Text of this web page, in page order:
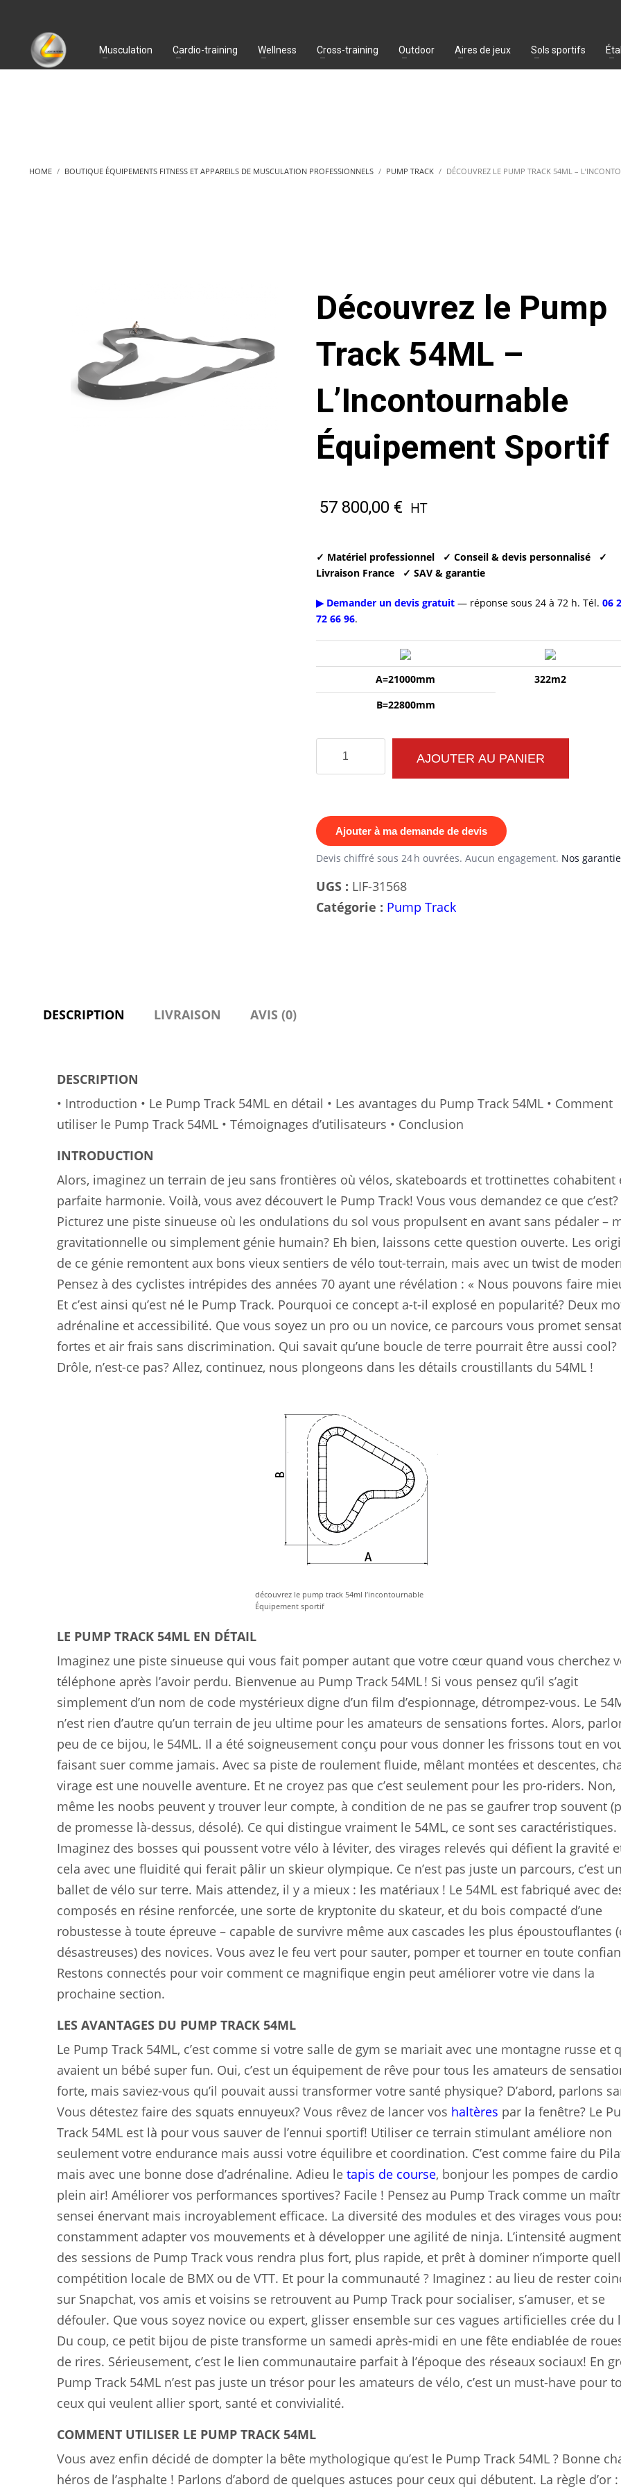
Musculation Cardio-training Wellness Cross-training Outdoor Aires de jeux Sols sportifs
HOME BOUTIQUE ÉQUIPEMENTS FITNESS ET APPAREILS DE MUSCULATION PROFESSIONNELS PUMP TRACK DÉCOUVREZ LE PUMP TRACK 54ML –
Découvrez le Pump
Track 54ML –
L’Incontournable
Équipement Sportif
57 800,00 € HT
✓ Matériel professionnel ✓ Conseil & devis personnalisé
✓
Livraison France
✓ SAV & garantie
▶ Demander un devis gratuit— réponse sous 24 à 72 h. Tél. 06
72 66 96.
A=21000mm
322m2
B=22800mm
quantité
de
Pump
Track
-
L'Incontournable
AJOUTER AU PANIER
Ajouter à ma demande de devis
Devis chiffré sous 24 h ouvrées. Aucun engagement. Nos
UGS : LIF-31568
Catégorie : Pump Track
DESCRIPTION LIVRAISON AVIS (0)
DESCRIPTION
• Introduction • Le Pump Track 54ML en détail • Les avantages du Pump Track 54ML • Comment
utiliser le Pump Track 54ML • Témoignages d’utilisateurs • Conclusion
INTRODUCTION
Alors, imaginez un terrain de jeu sans frontières où vélos, skateboards et trottinettes cohabitent
parfaite harmonie. Voilà, vous avez découvert le Pump Track! Vous vous demandez ce que c’est?
Picturez une piste sinueuse où les ondulations du sol vous propulsent en avant sans pédaler –
gravitationnelle ou simplement génie humain? Eh bien, laissons cette question ouverte. Les
de ce génie remontent aux bons vieux sentiers de vélo tout-terrain, mais avec un twist de
Pensez à des cyclistes intrépides des années 70 ayant une révélation : « Nous pouvons faire
Et c’est ainsi qu’est né le Pump Track. Pourquoi ce concept a-t-il explosé en popularité? Deux
adrénaline et accessibilité. Que vous soyez un pro ou un novice, ce parcours vous promet
fortes et air frais sans discrimination. Qui savait qu’une boucle de terre pourrait être aussi cool?
Drôle, n’est-ce pas? Allez, continuez, nous plongeons dans les détails croustillants du 54ML !
découvrez le pump track 54ml l’incontournable
Équipement sportif
LE PUMP TRACK 54ML EN DÉTAIL
Imaginez une piste sinueuse qui vous fait pomper autant que votre cœur quand vous cherchez
téléphone après l’avoir perdu. Bienvenue au Pump Track 54ML ! Si vous pensez qu’il s’agit
simplement d’un nom de code mystérieux digne d’un film d’espionnage, détrompez-vous. Le
n’est rien d’autre qu’un terrain de jeu ultime pour les amateurs de sensations fortes. Alors,
peu de ce bijou, le 54ML. Il a été soigneusement conçu pour vous donner les frissons tout en
faisant suer comme jamais. Avec sa piste de roulement fluide, mêlant montées et descentes,
virage est une nouvelle aventure. Et ne croyez pas que c’est seulement pour les pro-riders. Non,
même les noobs peuvent y trouver leur compte, à condition de ne pas se gaufrer trop souvent
de promesse là-dessus, désolé). Ce qui distingue vraiment le 54ML, ce sont ses caractéristiques.
Imaginez des bosses qui poussent votre vélo à léviter, des virages relevés qui défient la gravité
cela avec une fluidité qui ferait pâlir un skieur olympique. Ce n’est pas juste un parcours, c’est
ballet de vélo sur terre. Mais attendez, il y a mieux : les matériaux ! Le 54ML est fabriqué avec
composés en résine renforcée, une sorte de kryptonite du skateur, et du bois compacté d’une
robustesse à toute épreuve – capable de survivre même aux cascades les plus époustouflantes
désastreuses) des novices. Vous avez le feu vert pour sauter, pomper et tourner en toute
Restons connectés pour voir comment ce magnifique engin peut améliorer votre vie dans la
prochaine section.
LES AVANTAGES DU PUMP TRACK 54ML
Le Pump Track 54ML, c’est comme si votre salle de gym se mariait avec une montagne russe et
avaient un bébé super fun. Oui, c’est un équipement de rêve pour tous les amateurs de
forte, mais saviez-vous qu’il pouvait aussi transformer votre santé physique? D’abord, parlons
Vous détestez faire des squats ennuyeux? Vous rêvez de lancer vos haltères par la fenêtre? Le
Track 54ML est là pour vous sauver de l’ennui sportif! Utiliser ce terrain stimulant améliore non
seulement votre endurance mais aussi votre équilibre et coordination. C’est comme faire du
mais avec une bonne dose d’adrénaline. Adieu le tapis de course, bonjour les pompes de cardio
plein air! Améliorer vos performances sportives? Facile ! Pensez au Pump Track comme un
sensei énervant mais incroyablement efficace. La diversité des modules et des virages vous
constamment adapter vos mouvements et à développer une agilité de ninja. L’intensité
des sessions de Pump Track vous rendra plus fort, plus rapide, et prêt à dominer n’importe
compétition locale de BMX ou de VTT. Et pour la communauté ? Imaginez : au lieu de rester
sur Snapchat, vos amis et voisins se retrouvent au Pump Track pour socialiser, s’amuser, et se
défouler. Que vous soyez novice ou expert, glisser ensemble sur ces vagues artificielles crée du
Du coup, ce petit bijou de piste transforme un samedi après-midi en une fête endiablée de
de rires. Sérieusement, c’est le lien communautaire parfait à l’époque des réseaux sociaux! En
Pump Track 54ML n’est pas juste un trésor pour les amateurs de vélo, c’est un must-have pour
ceux qui veulent allier sport, santé et convivialité.
COMMENT UTILISER LE PUMP TRACK 54ML
Vous avez enfin décidé de dompter la bête mythologique qu’est le Pump Track 54ML ? Bonne
héros de l’asphalte ! Parlons d’abord de quelques astuces pour ceux qui débutent. La règle d’or